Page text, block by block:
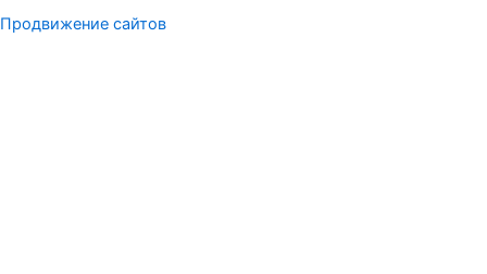
Продвижение сайтов